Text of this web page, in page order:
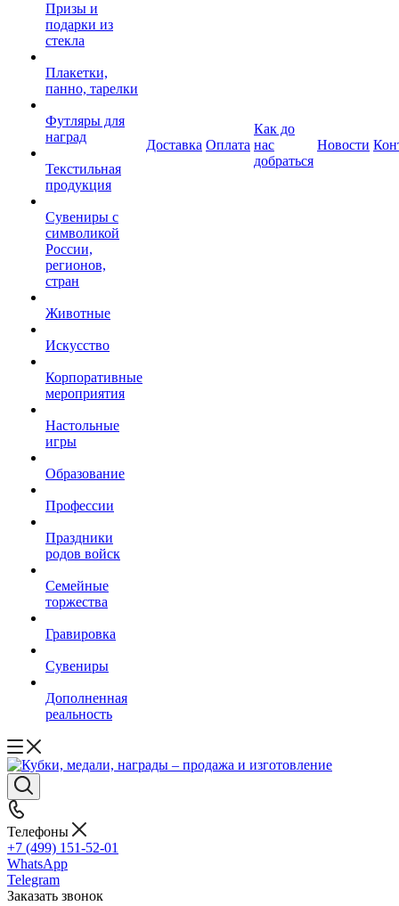
Призы и
подарки из
стекла
Плакетки,
панно, тарелки
Футляры для
наград
Текстильная
продукция
Сувениры с
символикой
России,
регионов,
стран
Животные
Искусство
Корпоративные
мероприятия
Настольные
игры
Образование
Профессии
Праздники
родов войск
Семейные
торжества
Гравировка
Сувениры
Дополненная
реальность
Доставка Оплата
Как до
нас
добраться
Новости
Телефоны
+7 (499) 151-52-01
WhatsApp
Telegram
Заказать звонок